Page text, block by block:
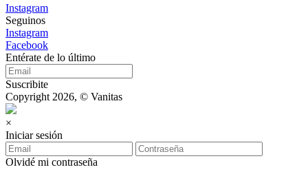
Instagram
Seguinos
Instagram
Facebook
Entérate de lo último
Suscribite
Copyright 2026, © Vanitas
×
Iniciar sesión
Olvidé mi contraseña